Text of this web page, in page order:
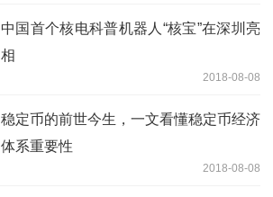
中国首个核电科普机器人“核宝”在深圳亮
相
2018-08-08
稳定币的前世今生，一文看懂稳定币经济
体系重要性
2018-08-08